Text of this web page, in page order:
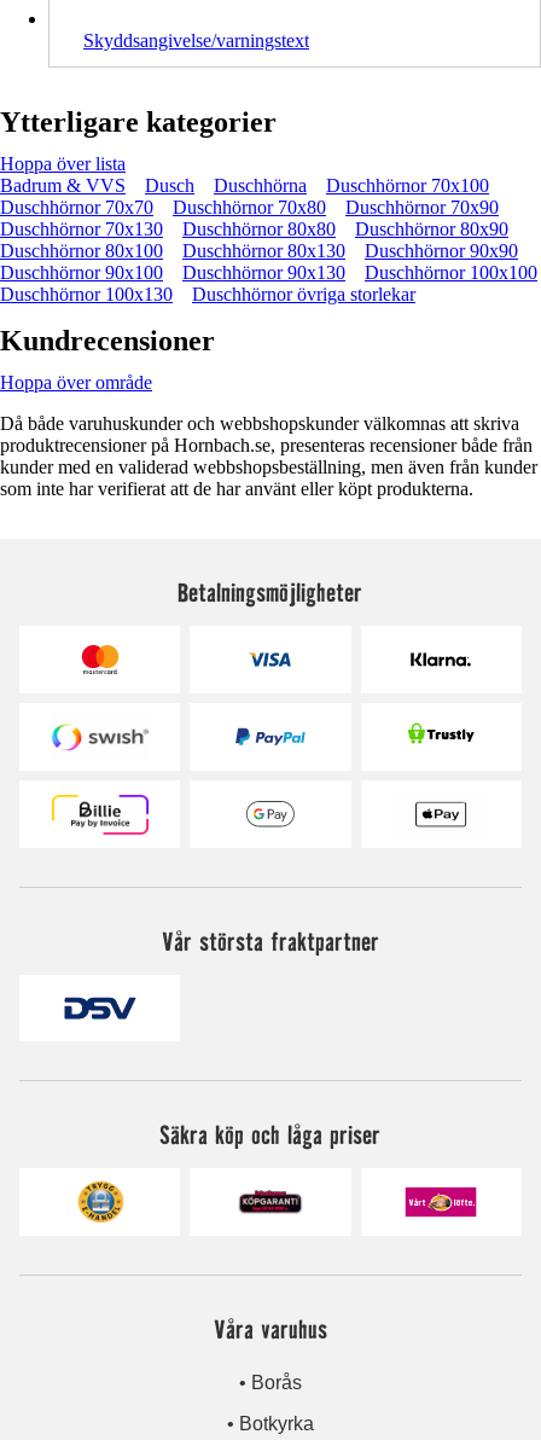
Skyddsangivelse/varningstext
Ytterligare kategorier
Hoppa över lista
Badrum & VVS
Dusch Duschhörna
Duschhörnor 70x100
Duschhörnor 70x70
Duschhörnor 70x80
Duschhörnor 70x90
Duschhörnor 70x130
Duschhörnor 80x80
Duschhörnor 80x90
Duschhörnor 80x100
Duschhörnor 80x130
Duschhörnor 90x90
Duschhörnor 90x100
Duschhörnor 90x130
Duschhörnor 100x100
Duschhörnor 100x130
Duschhörnor övriga storlekar
Kundrecensioner
Hoppa över område
Då både varuhuskunder och webbshopskunder välkomnas att skriva
produktrecensioner på Hornbach.se, presenteras recensioner både från
kunder med en validerad webbshopsbeställning, men även från kunder
som inte har verifierat att de har använt eller köpt produkterna.
Betalningsmöjligheter
Vår största fraktpartner
Säkra köp och låga priser
Våra varuhus
• Borås
• Botkyrka